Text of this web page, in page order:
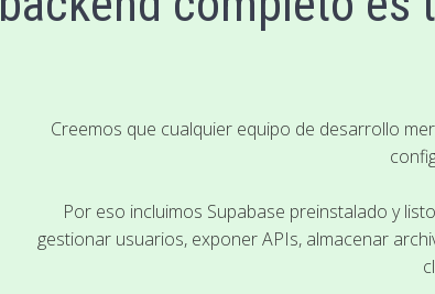
Creemos que cualquier equipo de desarrollo
Por eso incluimos Supabase preinstalado y
gestionar usuarios, exponer APIs, almacenar